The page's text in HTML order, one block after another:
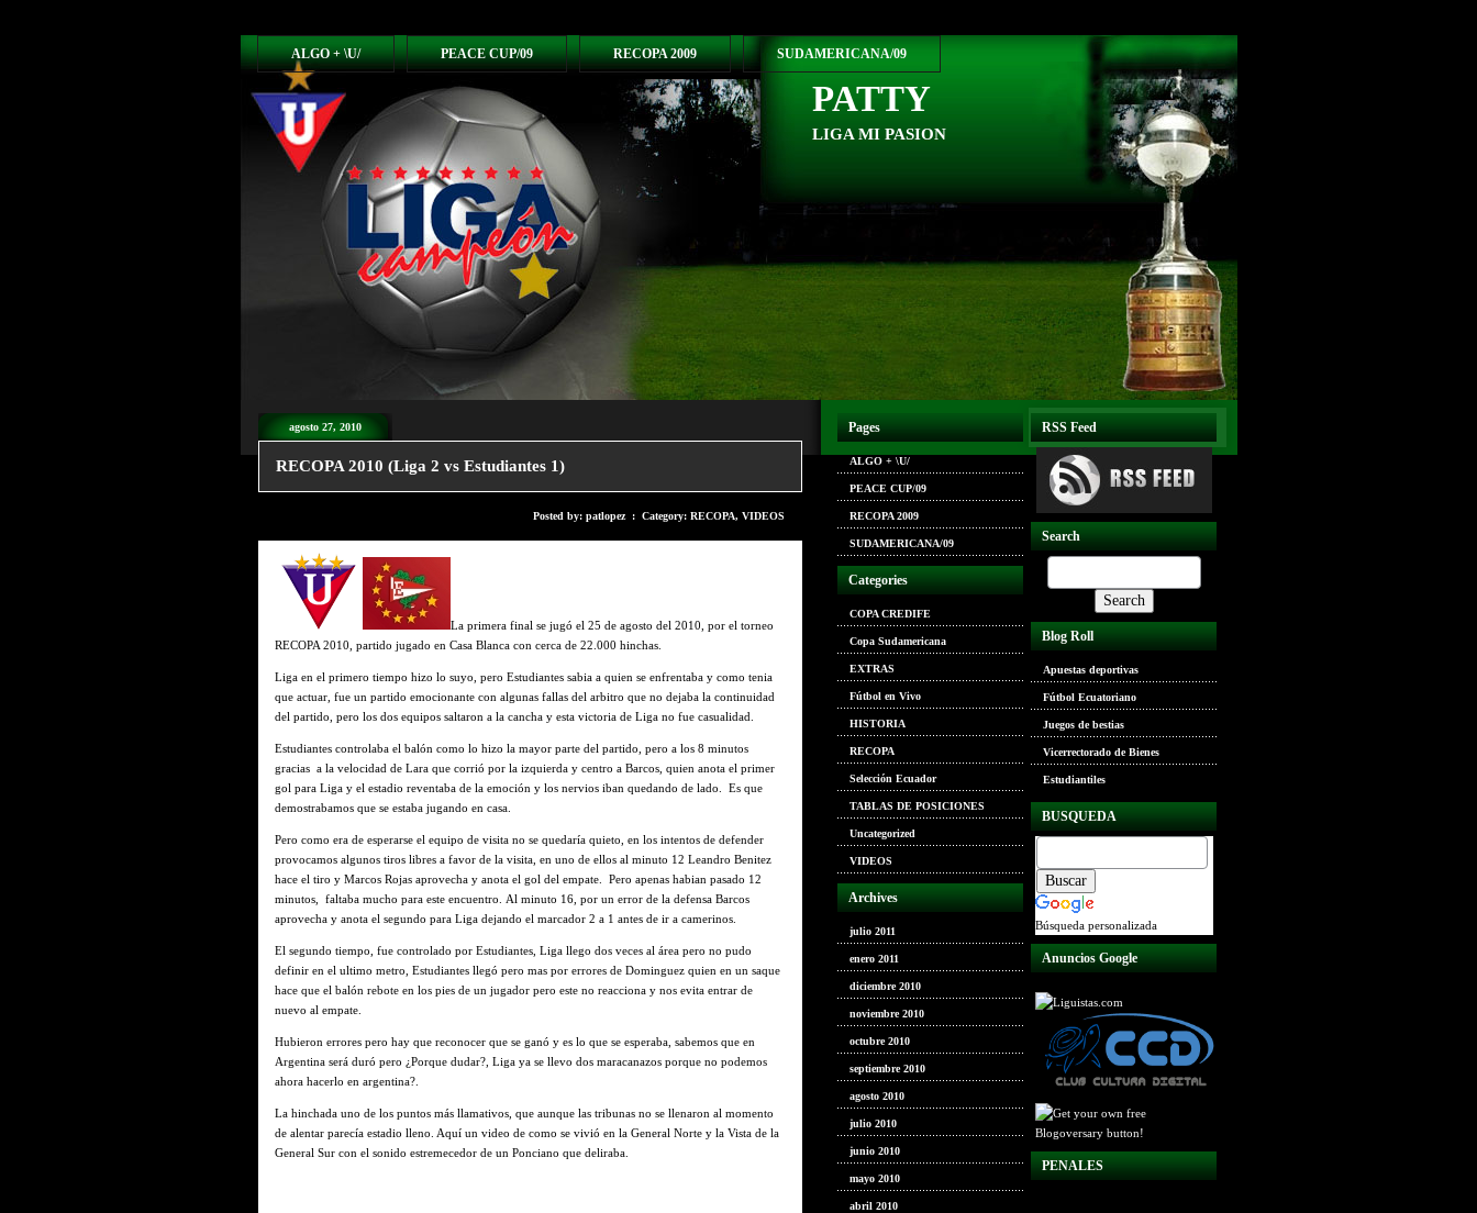
PATTY
LIGA MI PASION
ALGO + \U/ PEACE CUP/09 RECOPA 2009 SUDAMERICANA/09
agosto 27, 2010
RECOPA 2010 (Liga 2 vs Estudiantes 1)
Posted by: patlopez : Category: RECOPA, VIDEOS
La primera final se jugó el 25 de agosto del 2010, por el torneo
RECOPA 2010, partido jugado en Casa Blanca con cerca de 22.000 hinchas.
Liga en el primero tiempo hizo lo suyo, pero Estudiantes sabia a quien se enfrentaba y como tenia
que actuar, fue un partido emocionante con algunas fallas del arbitro que no dejaba la continuidad
del partido, pero los dos equipos saltaron a la cancha y esta victoria de Liga no fue casualidad.
Estudiantes controlaba el balón como lo hizo la mayor parte del partido, pero a los 8 minutos
gracias a la velocidad de Lara que corrió por la izquierda y centro a Barcos, quien anota el primer
gol para Liga y el estadio reventaba de la emoción y los nervios iban quedando de lado. Es que
demostrabamos que se estaba jugando en casa.
Pero como era de esperarse el equipo de visita no se quedaría quieto, en los intentos de defender
provocamos algunos tiros libres a favor de la visita, en uno de ellos al minuto 12 Leandro Benitez
hace el tiro y Marcos Rojas aprovecha y anota el gol del empate. Pero apenas habian pasado 12
minutos, faltaba mucho para este encuentro. Al minuto 16, por un error de la defensa Barcos
aprovecha y anota el segundo para Liga dejando el marcador 2 a 1 antes de ir a camerinos.
El segundo tiempo, fue controlado por Estudiantes, Liga llego dos veces al área pero no pudo
definir en el ultimo metro, Estudiantes llegó pero mas por errores de Dominguez quien en un saque
hace que el balón rebote en los pies de un jugador pero este no reacciona y nos evita entrar de
nuevo al empate.
Hubieron errores pero hay que reconocer que se ganó y es lo que se esperaba, sabemos que en
Argentina será duró pero ¿Porque dudar?, Liga ya se llevo dos maracanazos porque no podemos
ahora hacerlo en argentina?.
La hinchada uno de los puntos más llamativos, que aunque las tribunas no se llenaron al momento
de alentar parecía estadio lleno. Aquí un video de como se vivió en la General Norte y la Vista de la
General Sur con el sonido estremecedor de un Ponciano que deliraba.
Pages
ALGO + \U/
PEACE CUP/09
RECOPA 2009
SUDAMERICANA/09
Categories
COPA CREDIFE
Copa Sudamericana
EXTRAS
Fútbol en Vivo
HISTORIA
RECOPA
Selección Ecuador
TABLAS DE POSICIONES
Uncategorized
VIDEOS
Archives
julio 2011
enero 2011
diciembre 2010
noviembre 2010
octubre 2010
septiembre 2010
agosto 2010
julio 2010
junio 2010
mayo 2010
abril 2010
RSS Feed
Search
Blog Roll
Apuestas deportivas
Fútbol Ecuatoriano
Juegos de bestias
Vicerrectorado de Bienes
Estudiantiles
BUSQUEDA
Búsqueda personalizada
Anuncios Google
PENALES